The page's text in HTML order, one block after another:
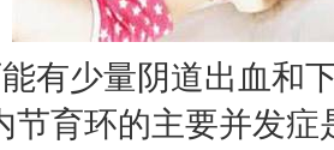
有少量阴道出血和
节育环的主要并发